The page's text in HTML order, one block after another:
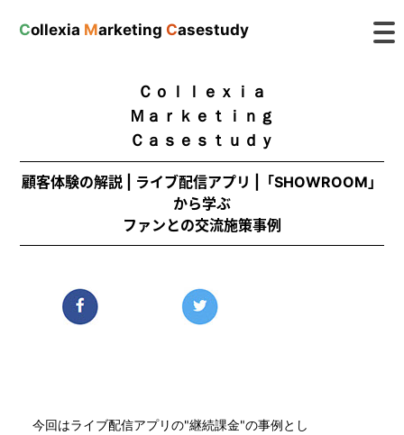
Collexia Marketing Casestudy
Ｃｏｌｌｅｘｉａ
Ｍａｒｋｅｔｉｎｇ
Ｃａｓｅｓｔｕｄｙ
顧客体験の解説 | ライブ配信アプリ |「SHOWROOM」
から学ぶ
ファンとの交流施策事例
今回はライブ配信アプリの"継続課金"の事例とし